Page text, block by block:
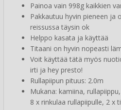
Painoa vain 998g kaikkien
Pakkautuu hyvin pieneen ja
reissussa täysin ok
Helppo kasata ja käyttää
Titaani on hyvin nopeasti
Voit käyttää tätä myös
irti ja hey presto!
Rullapiipun pituus: 2.0m
Mukana: kamiina,
8 x rinkulaa rullapiipulle, 2 x